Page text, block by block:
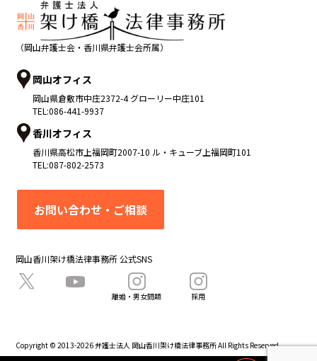
（岡山弁護士会・香川県弁護士会所属）
岡山オフィス
岡山県倉敷市中庄2372-4 グローリー中庄101
TEL:086-441-9937
香川オフィス
香川県高松市 上福岡町2007-10 ル・キューブ上福岡町101
TEL:087-802-2573
お問い合わせ・ご相談
岡山香川架け橋法律事務所 公式SNS
離婚・男女問題 採用
Copyright © 2013-2026 弁護士法人 岡山香川架け橋法律事務所 All Rights Reserved.